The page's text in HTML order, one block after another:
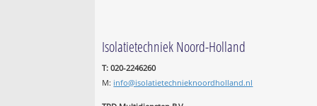
Isolatietechniek Noord-Holland
T: 020-2246260
M: info@isolatietechnieknoordholland.nl